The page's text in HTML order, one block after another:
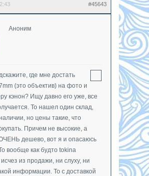
#45643
Аноним
где мне достать
(это объектив) на фото и
кэнон? Ищу давно его уже, все
То нашел один склад,
но цены такие, что
Причем не высокие, а
дешево, вот я и опасаюсь
вообще как будто tokina
из продажи, ни слуху, ни
информации. То с доставкой